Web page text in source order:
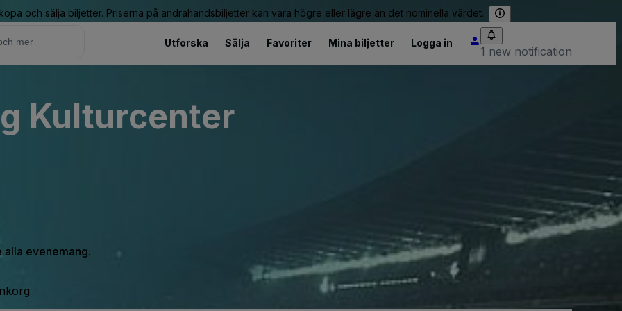
och sälja biljetter. Priserna på andrahandsbiljetter kan vara högre eller lägre än det nominella värdet.
Utforska Sälja Favoriter Mina biljetter Logga in
1 new notification
Kulturcenter
alla evenemang.